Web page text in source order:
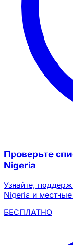
Проверьте
Nigeria
Узнайте,
Nigeria и
БЕСПЛАТНО